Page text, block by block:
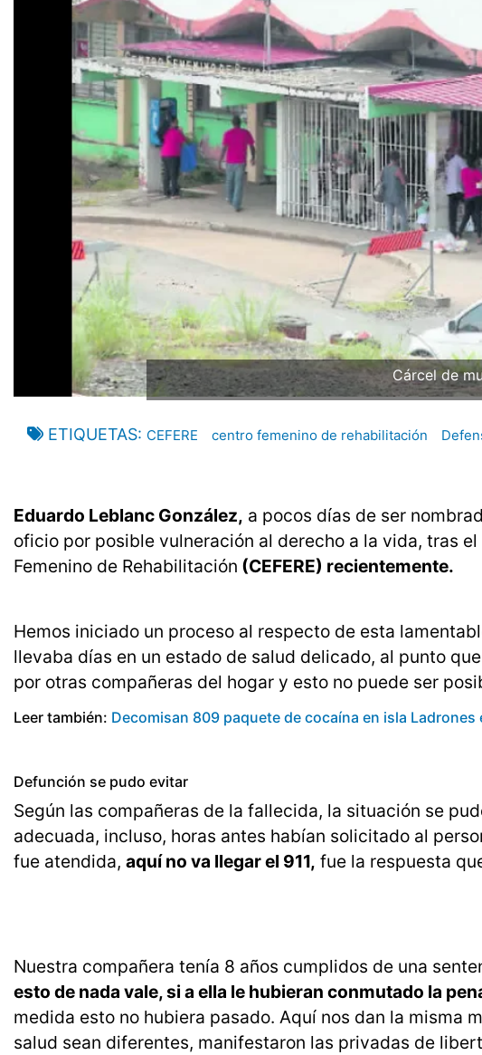
Cárcel de
ETIQUETAS CEFERE centro femenino de rehabilitación
Eduardo Leblanc González, a pocos días de ser
oficio por posible vulneración al derecho a la vida, tras
Femenino de Rehabilitación (CEFERE) recientemente.
Hemos iniciado un proceso al respecto de esta
llevaba días en un estado de salud delicado, al punto que
por otras compañeras del hogar y esto no puede ser
Leer también: Decomisan 809 paquete de cocaína en isla Ladrones
Defunción se pudo evitar
Según las compañeras de la fallecida, la situación se
adecuada, incluso, horas antes habían solicitado al
fue atendida, aquí no va llegar el 911, fue la respuesta
Nuestra compañera tenía 8 años cumplidos de una
esto de nada vale, si a ella le hubieran conmutado la
medida esto no hubiera pasado. Aquí nos dan la misma
salud sean diferentes, manifestaron las privadas de